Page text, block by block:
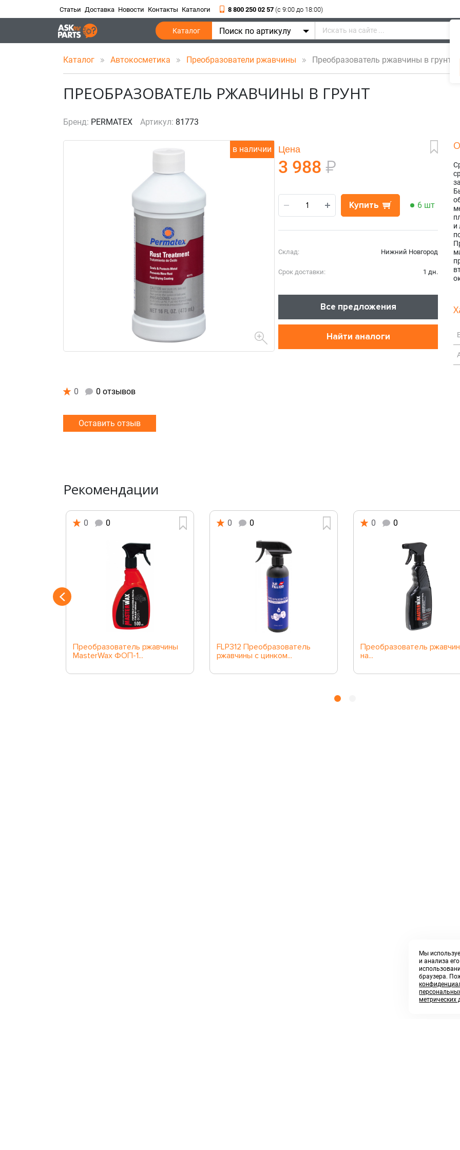
Статьи Доставка Новости Контакты Каталоги 8 800 250 02 57 (c 9:00 до 18:00)
Каталог Поиск по артикулу
Каталог Автокосметика Преобразователи ржавчины Преобразователь ржавчины в грунт
ПРЕОБРАЗОВАТЕЛЬ РЖАВЧИНЫ В ГРУНТ
Бренд: PERMATEX Артикул: 81773
в наличии Цена
3 988 ₽
Купить 6 шт
Склад: Нижний Новгород
Срок доставки: 1 дн.
Все предложения
Найти аналоги
и
0 0 отзывов
Оставить отзыв
Рекомендации
0 0
Преобразователь ржавчины
MasterWax ФОП-1...
0 0
FLP312 Преобразователь
ржавчины с цинком...
0 0
Преобразователь
на...
Мы
и анализа
браузера.
метрических